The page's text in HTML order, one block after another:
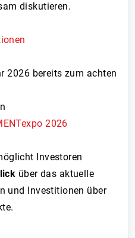
diskutieren.
2026 bereits zum achten
2026
Investoren
über das aktuelle
und Investitionen über